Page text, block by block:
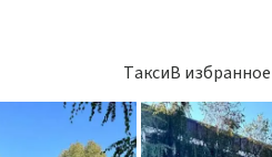
ТаксиВ избранное